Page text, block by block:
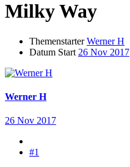
Milky Way
Themenstarter Werner H
Datum Start 26 Nov 2017
Werner H
26 Nov 2017
#1